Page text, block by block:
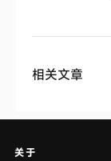
相关文章
关于